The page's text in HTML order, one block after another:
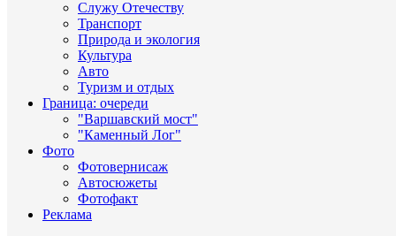
Служу Отечеству
Транспорт
Природа и экология
Культура
Авто
Туризм и отдых
Граница: очереди
"Варшавский мост"
"Каменный Лог"
Фото
Фотовернисаж
Автосюжеты
Фотофакт
Реклама